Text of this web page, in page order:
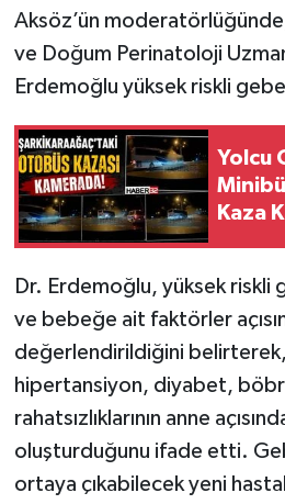
Aksöz’ün moderatörlüğünde,
ve Doğum Perinatoloji
Erdemoğlu yüksek riskli
Yolcu
Kaza
Dr. Erdemoğlu, yüksek riskli
ve bebeğe ait faktörler
değerlendirildiğini belirterek,
hipertansiyon, diyabet,
rahatsızlıklarının anne
oluşturduğunu ifade etti.
ortaya çıkabilecek yeni
Spor
Tarihi Yapılarımız
Teknoloji
Türkiye
Yerel
İletişim
Künye